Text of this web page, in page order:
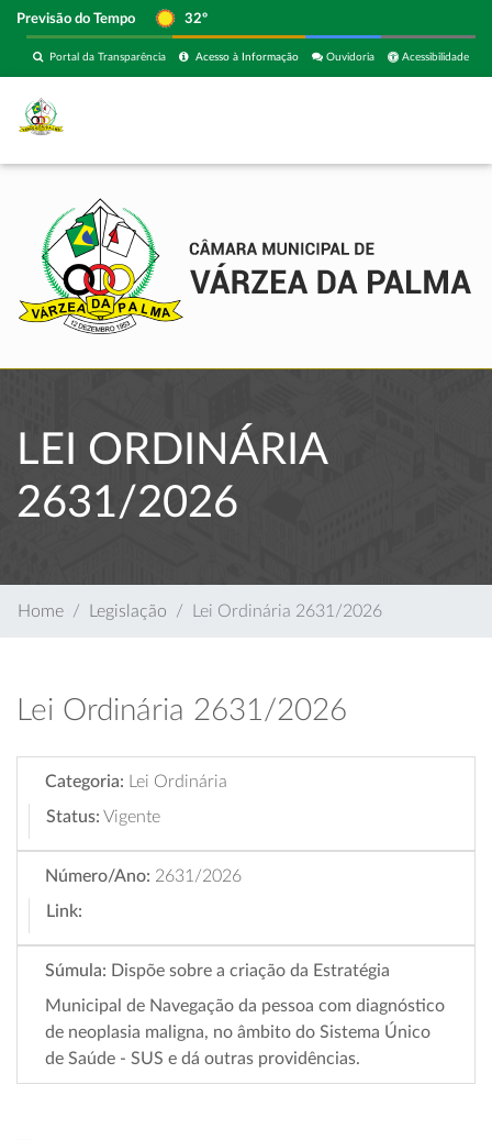
Previsão do Tempo 32º
Acessibilidade
Ouvidoria
Acesso à Informação
Portal da Transparência
LEI ORDINÁRIA
2631/2026
Home Legislação Lei Ordinária 2631/2026
Lei Ordinária 2631/2026
Categoria:
Lei Ordinária
Status: Vigente
Número/Ano: 2631/2026
Link:
Súmula: Dispõe sobre a criação da Estratégia
Municipal de Navegação da pessoa com diagnóstico
de neoplasia maligna, no âmbito do Sistema Único
de Saúde - SUS e dá outras providências.